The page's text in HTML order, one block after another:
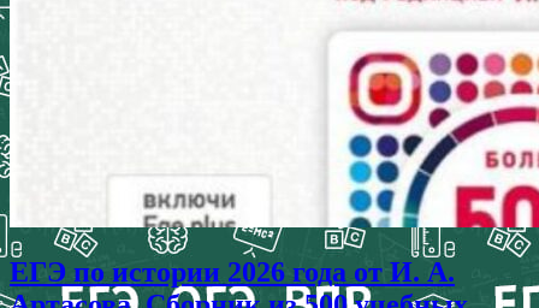
ЕГЭ по истории 2026 года от И. А.